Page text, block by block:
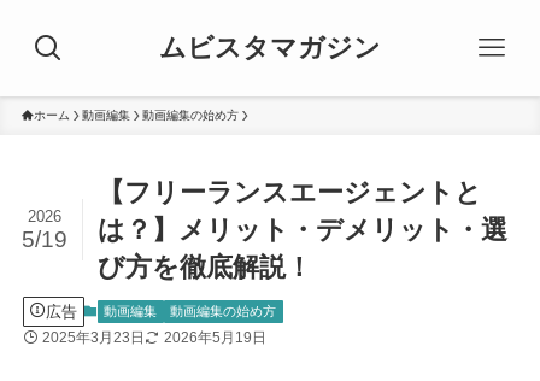
ムビスタマガジン
ホーム 動画編集 動画編集の始め方
【フリーランスエージェントと
は？】メリット・デメリット・選
び方を徹底解説！
2026
5/19
広告 動画編集 動画編集の始め方
2025年3月23日 2026年5月19日